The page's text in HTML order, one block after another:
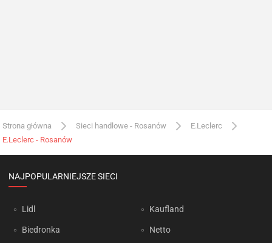
Strona główna Sieci handlowe - Rosanów
E.Leclerc
E.Leclerc - Rosanów
NAJPOPULARNIEJSZE SIECI
Lidl
Biedronka
Kaufland
Netto